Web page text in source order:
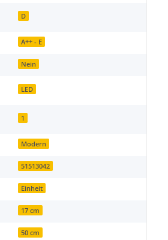
D
A++ - E
Nein
LED
1
Modern
51513042
Einheit
17 cm
50 cm